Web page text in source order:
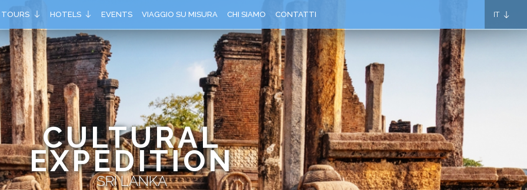
TOURS HOTELS EVENTS VIAGGIO SU MISURA CHI SIAMO CONTATTI IT
CULTURAL
EXPEDITION
SRI LANKA